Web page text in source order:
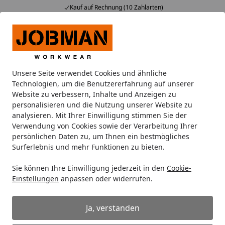
Unsere Seite verwendet Cookies und ähnliche
Technologien, um die Benutzererfahrung auf unserer
Website zu verbessern, Inhalte und Anzeigen zu
personalisieren und die Nutzung unserer Website zu
analysieren. Mit Ihrer Einwilligung stimmen Sie der
Verwendung von Cookies sowie der Verarbeitung Ihrer
persönlichen Daten zu, um Ihnen ein bestmögliches
Surferlebnis und mehr Funktionen zu bieten.
Sie können Ihre Einwilligung jederzeit in den Cookie-
Einstellungen anpassen oder widerrufen.
Ja, verstanden
Kauf auf Rechnung (10 Zahlarten)
Alle Produkte
Mein Konto
Suchen
Startseite
Tiefkühlversand: Wohin mit der Styroporbox?
Tiefkühlversand: Wohin mit der
Styroporbox?
1. Recycling:
verwendet wurde und regulär im Haushalt anfällt,
gehört in den Gelben Sack, die Gelbe Tonne oder zum
Wertstoffhof.